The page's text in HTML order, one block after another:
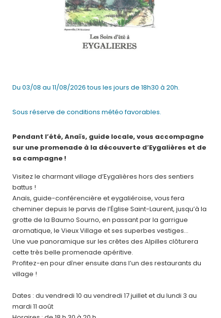
Du 03/08 au 11/08/2026 tous les jours de 18h30 à 20h.
Sous réserve de conditions météo favorables.
Pendant l’été, Anaïs, guide locale, vous accompagne
sur une promenade à la découverte d’Eygalières et de
sa campagne !
Visitez le charmant village d’Eygalières hors des sentiers
battus !
Anaïs, guide-conférencière et eygaliéroise, vous fera
cheminer depuis le parvis de l’Église Saint-Laurent, jusqu’à la
grotte de la Baumo Sourno, en passant par la garrigue
aromatique, le Vieux Village et ses superbes vestiges…
Une vue panoramique sur les crêtes des Alpilles clôturera
cette très belle promenade apéritive.
Profitez-en pour dîner ensuite dans l’un des restaurants du
village !
Dates : du vendredi 10 au vendredi 17 juillet et du lundi 3 au
mardi 11 août